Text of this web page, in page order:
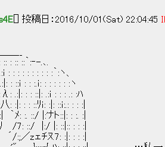
[] 投稿日：2016/10/01(Sat) 22:04:45
｀:‐-.､.
: : : : : : :｀:ヽ、
: : :.ｉ: : : : : : :ヽ
: : ::|: .:ｉ : : : .: :ﾊ
: : ::ﾘｉ: :|: ::ｉ:.: : : :|
ﾒ: :. ::/ |:'ﾅト::|: : :. :|
/7: ::/ |:/ |: ::|:: : : :|
:;／zェﾁﾇ.7: :|: : : :|